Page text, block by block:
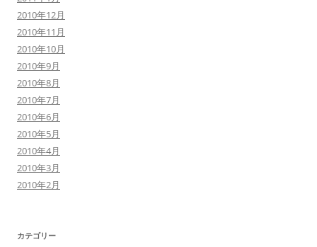
2010年12月
2010年11月
2010年10月
2010年9月
2010年8月
2010年7月
2010年6月
2010年5月
2010年4月
2010年3月
2010年2月
カテゴリー